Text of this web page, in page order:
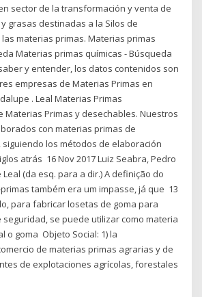
sector de la transformación y venta de
grasas destinadas a la Silos de
materias primas. Materias primas
Materias primas químicas - Búsqueda
y entender, los datos contenidos son
empresas de Materias Primas en
. Leal Materias Primas
Materias Primas y desechables. Nuestros
con materias primas de
los métodos de elaboración
atrás 16 Nov 2017 Luiz Seabra, Pedro
(da esq. para a dir.) A definição do
também era um impasse, já que 13
para fabricar losetas de goma para
se puede utilizar como materia
o goma Objeto Social: 1) la
de materias primas agrarias y de
de explotaciones agrícolas, forestales